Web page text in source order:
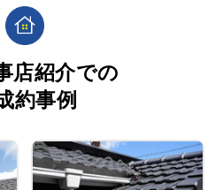
店紹介での
約事例